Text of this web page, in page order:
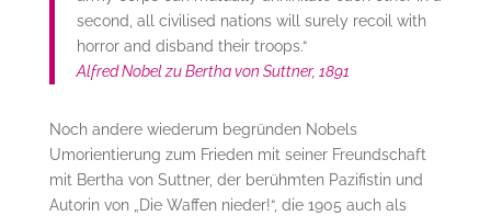
second, all civilised nations will surely recoil with
horror and disband their troops.“
Alfred Nobel zu Bertha von Suttner, 1891
Noch andere wiederum begründen Nobels
Umorientierung zum Frieden mit seiner Freundschaft
mit Bertha von Suttner, der berühmten Pazifistin und
Autorin von „Die Waffen nieder!“, die 1905 auch als